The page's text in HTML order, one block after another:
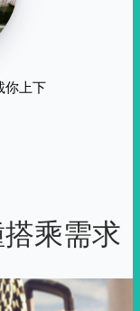
你上下
乘需求